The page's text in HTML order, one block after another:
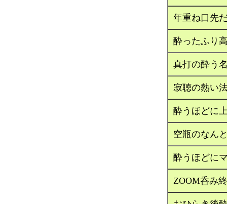
年重ね口先
酔ったふり
真打の酔う
寂聴の熱い
酔うほどに
空瓶のなん
酔うほどに
ZOOM呑み